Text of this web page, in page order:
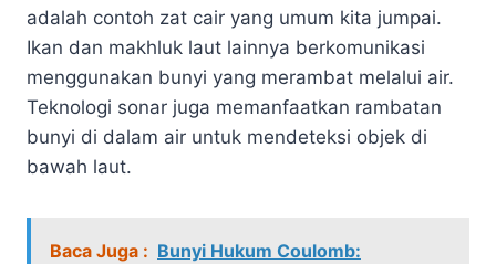
adalah contoh zat cair yang umum kita jumpai.
Ikan dan makhluk laut lainnya berkomunikasi
menggunakan bunyi yang merambat melalui air.
Teknologi sonar juga memanfaatkan rambatan
bunyi di dalam air untuk mendeteksi objek di
bawah laut.
Baca Juga : Bunyi Hukum Coulomb: